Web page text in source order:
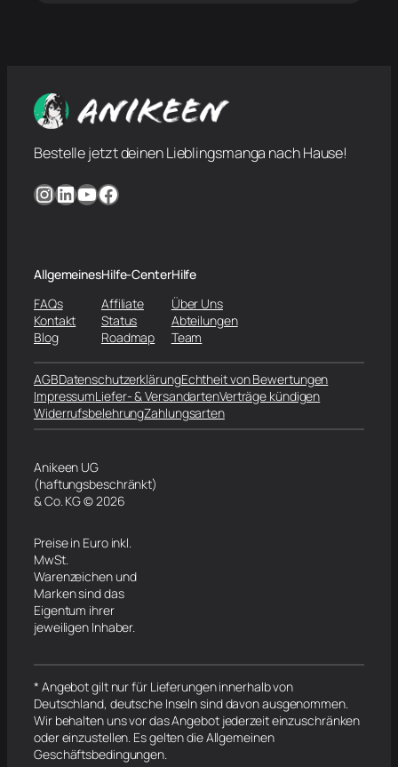
Bestelle jetzt deinen Lieblingsmanga nach Hause!
InstagramLinkedIn YouTube Facebook
Allgemeines
FAQs
Kontakt
Blog
Hilfe-Center
Affiliate
Status
Roadmap
Hilfe
Über Uns
Abteilungen
Team
AGBDatenschutzerklärungEchtheit von Bewertungen
ImpressumLiefer- & VersandartenVerträge kündigen
WiderrufsbelehrungZahlungsarten
Anikeen UG
(haftungsbeschränkt)
& Co. KG © 2026
Preise in Euro inkl.
MwSt.
Warenzeichen und
Marken sind das
Eigentum ihrer
jeweiligen Inhaber.
* Angebot gilt nur für Lieferungen innerhalb von
Deutschland, deutsche Inseln sind davon ausgenommen.
Wir behalten uns vor das Angebot jederzeit einzuschränken
oder einzustellen. Es gelten die Allgemeinen
Geschäftsbedingungen.